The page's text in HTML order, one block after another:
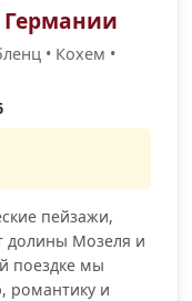
• Кохем •
пейзажи,
долины Мозеля и
поездке мы
романтику и